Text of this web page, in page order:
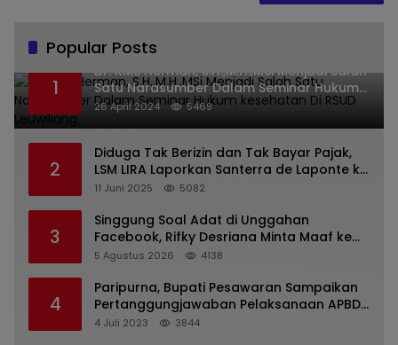
Popular Posts
1
Dr. KMS Herman, S.H.,M.H.,MSi Menjadi Salah
Satu Narasumber Dalam Seminar Hukum
kesehatan Di RSUD Leuwiliang
26 April 2024 5469
2
Diduga Tak Berizin dan Tak Bayar Pajak,
LSM LIRA Laporkan Santerra de Laponte ke
Kejaksaan Kota Batu
11 Juni 2025 5082
3
Singgung Soal Adat di Unggahan
Facebook, Rifky Desriana Minta Maaf ke
PDA dan Bupati Kubar
5 Agustus 2026 4138
4
Paripurna, Bupati Pesawaran Sampaikan
Pertanggungjawaban Pelaksanaan APBD
2022
4 Juli 2023 3844